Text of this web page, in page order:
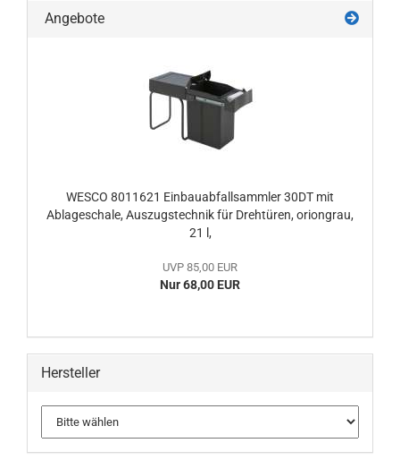
Angebote
WESCO 8011621 Einbauabfallsammler 30DT mit
Ablageschale, Auszugstechnik für Drehtüren, oriongrau,
21 l,
UVP 85,00 EUR
Nur 68,00 EUR
Hersteller